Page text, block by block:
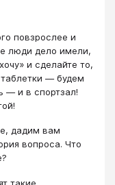
повзрослее и
люди дело имели,
и сделайте то,
— будем
— и в спортзал!
дадим вам
вопроса. Что
такие